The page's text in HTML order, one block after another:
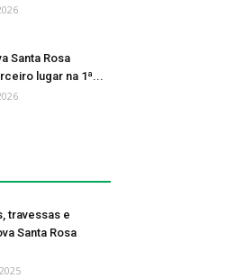
Santa Rosa
lugar na 1ª...
travessas e
Santa Rosa